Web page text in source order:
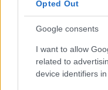
Opted Out
Google consents
I want to allow
related to
device identifiers in
Πιο
Έφυγαν οι
Καρυστιανού
«Ελπίδα για